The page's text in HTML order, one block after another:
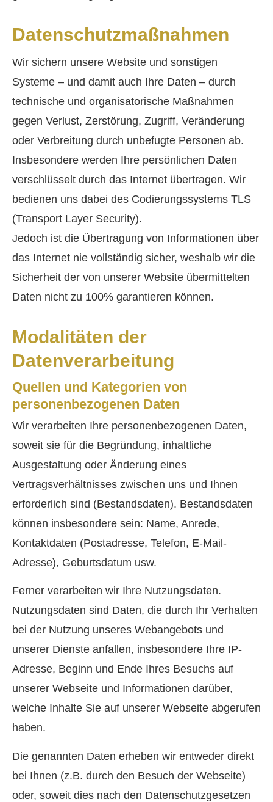
Datenschutzmaßnahmen
Wir sichern unsere Website und sonstigen
Systeme – und damit auch Ihre Daten – durch
technische und organisatorische Maßnahmen
gegen Verlust, Zerstörung, Zugriff, Veränderung
oder Verbreitung durch unbefugte Per­sonen ab.
Insbesondere werden Ihre persönlichen Daten
verschlüsselt durch das Internet übertragen. Wir
bedienen uns dabei des Codierungssystems TLS
(Transport Layer Security).
Jedoch ist die Übertragung von Informationen über
das Internet nie vollständig sicher, weshalb wir die
Sicherheit der von unserer Website übermittelten
Daten nicht zu 100% garantieren können.
Modalitäten der
Datenverarbeitung
Quellen und Kategorien von
personenbezogenen Daten
Wir verarbeiten Ihre personenbezogenen Daten,
soweit sie für die Begründung, inhaltliche
Ausgestaltung oder Änderung eines
Vertragsverhältnisses zwischen uns und Ihnen
erforderlich sind (Bestandsdaten). Bestandsdaten
können insbesondere sein: Name, Anrede,
Kontaktdaten (Postadresse, Telefon, E-Mail-
Adresse), Geburts­datum usw.
Ferner verarbeiten wir Ihre Nutzungsdaten.
Nutzungsdaten sind Daten, die durch Ihr Verhalten
bei der Nutzung unseres Webangebots und
unserer Dienste anfallen, insbesondere Ihre IP-
Adresse, Beginn und Ende Ihres Besuchs auf
unserer Webseite und Informationen darüber,
welche Inhalte Sie auf unserer Webseite abgerufen
haben.
Die genannten Daten erheben wir entweder direkt
bei Ihnen (z.B. durch den Besuch der Webseite)
oder, soweit dies nach den Datenschutzgesetzen